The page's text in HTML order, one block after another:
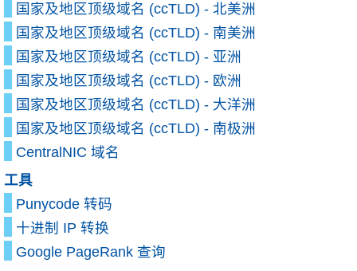
国家及地区顶级域名 (ccTLD) - 北美洲
国家及地区顶级域名 (ccTLD) - 南美洲
国家及地区顶级域名 (ccTLD) - 亚洲
国家及地区顶级域名 (ccTLD) - 欧洲
国家及地区顶级域名 (ccTLD) - 大洋洲
国家及地区顶级域名 (ccTLD) - 南极洲
CentralNIC 域名
工具
Punycode 转码
十进制 IP 转换
Google PageRank 查询